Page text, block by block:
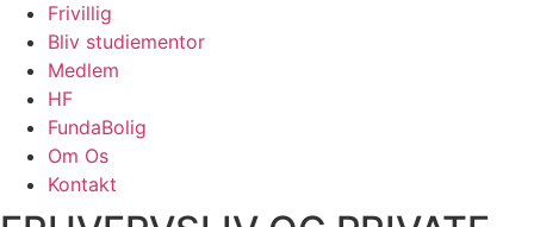
Frivillig
Bliv studiementor
Medlem
HF
FundaBolig
Om Os
Kontakt